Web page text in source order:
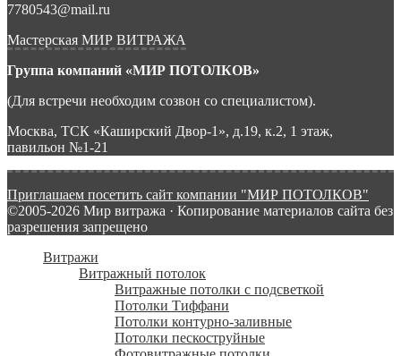
7780543@mail.ru
Мастерская МИР ВИТРАЖА
Группа компаний «МИР ПОТОЛКОВ»
(Для встречи необходим созвон со специалистом).
Москва, ТСК «Каширский Двор-1», д.19, к.2, 1 этаж,
павильон №1-21
Приглашаем посетить сайт компании "МИР ПОТОЛКОВ"
©2005-2026 Мир витража · Копирование материалов сайта без
разрешения запрещено
Витражи
Витражный потолок
Витражные потолки с подсветкой
Потолки Тиффани
Потолки контурно-заливные
Потолки пескоструйные